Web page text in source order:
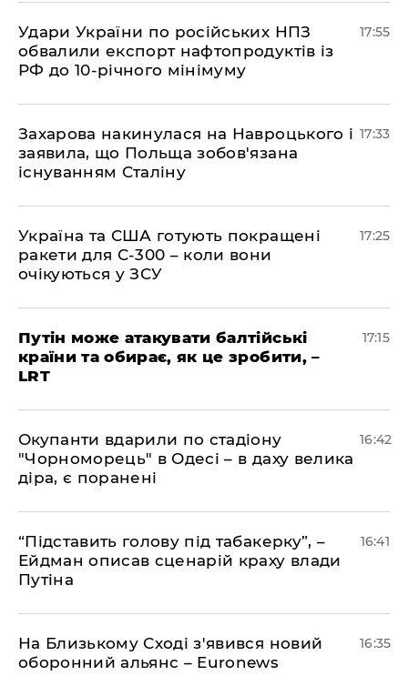
​Удари України по російських НПЗ
обвалили експорт нафтопродуктів із
РФ до 10-річного мінімуму
17:55
​Захарова накинулася на Навроцького і
заявила, що Польща зобов'язана
існуванням Сталіну
17:33
​Україна та США готують покращені
ракети для С-300 – коли вони
очікуються у ЗСУ
17:25
​Путін може атакувати балтійські
країни та обирає, як це зробити, –
LRT
17:15
​Окупанти вдарили по стадіону
"Чорноморець" в Одесі – в даху велика
діра, є поранені
16:42
​“Підставить голову під табакерку”, –
Ейдман описав сценарій краху влади
Путіна
16:41
На Близькому Сході з'явився новий
оборонний альянс – Euronews
16:35